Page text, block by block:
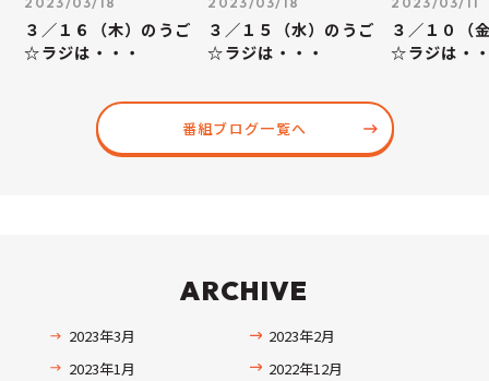
３／１６（木）のうご
☆ラジは・・・
３／１５（水）のうご
☆ラジは・・・
３／１０（
☆ラジは・
番組ブログ一覧へ
ARCHIVE
2023年3月
2023年2月
2023年1月
2022年12月